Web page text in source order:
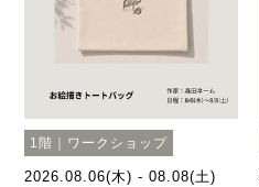
1階｜ワークショップ
2026.08.06(木) - 08.08(土)